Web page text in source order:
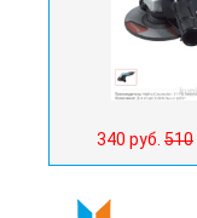
340 руб. 510